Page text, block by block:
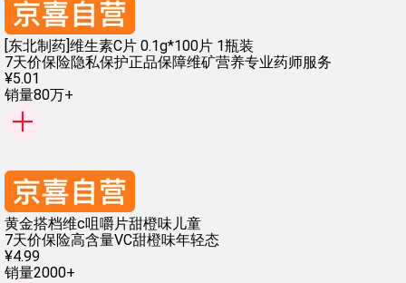
[东北制药]维生素C片 0.1g*100片 1瓶装
7天价保险隐私保护正品保障维矿营养专业药师服务
¥5.01
销量80万+
黄金搭档维c咀嚼片甜橙味儿童
7天价保险高含量VC甜橙味年轻态
¥4.99
销量2000+